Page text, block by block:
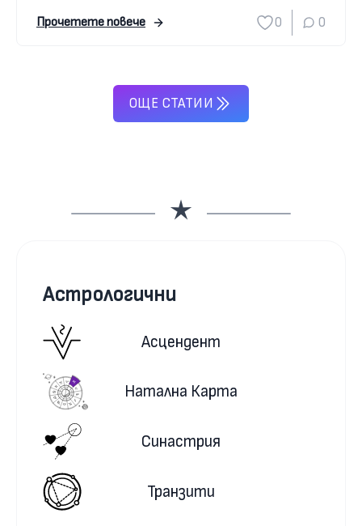
Прочетете повече 0 0
ОЩЕ СТАТИИ
Астрологични
Асцендент
Натална Карта
Синастрия
Транзити